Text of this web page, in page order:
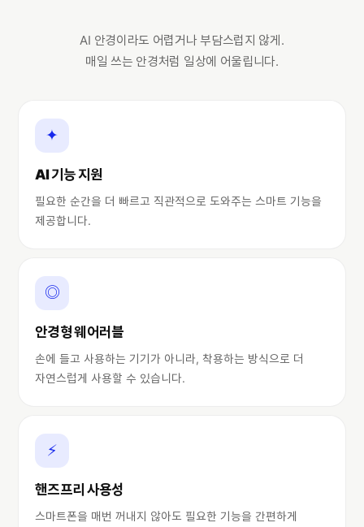
AI 안경이라도 어렵거나 부담스럽지 않게.
매일 쓰는 안경처럼 일상에 어울립니다.
✦
AI 기능 지원
필요한 순간을 더 빠르고 직관적으로 도와주는 스마트 기능을
제공합니다.
◎
안경형 웨어러블
손에 들고 사용하는 기기가 아니라, 착용하는 방식으로 더
자연스럽게 사용할 수 있습니다.
⚡
핸즈프리 사용성
스마트폰을 매번 꺼내지 않아도 필요한 기능을 간편하게